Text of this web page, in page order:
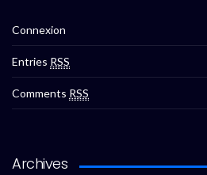
Connexion
Entries RSS
Comments RSS
Archives